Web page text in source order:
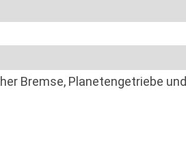
Bremse, Planetengetriebe und